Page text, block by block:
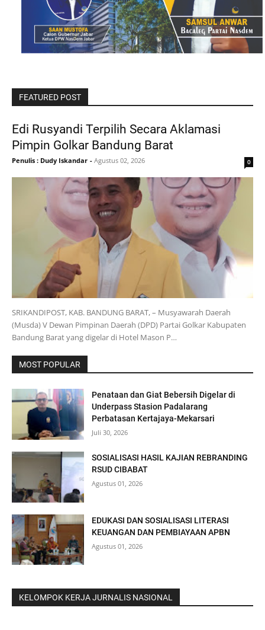
FEATURED POST
Edi Rusyandi Terpilih Secara Aklamasi
Pimpin Golkar Bandung Barat
Penulis : Dudy Iskandar - Agustus 02, 2026 0
SRIKANDIPOST, KAB. BANDUNG BARAT, – Musyawarah Daerah
(Musda) V Dewan Pimpinan Daerah (DPD) Partai Golkar Kabupaten
Bandung Barat yang digelar di Hotel Mason P…
MOST POPULAR
Penataan dan Giat Bebersih Digelar di
Underpass Stasion Padalarang
Perbatasan Kertajaya-Mekarsari
Juli 30, 2026
SOSIALISASI HASIL KAJIAN REBRANDING
RSUD CIBABAT
Agustus 01, 2026
EDUKASI DAN SOSIALISASI LITERASI
KEUANGAN DAN PEMBIAYAAN APBN
Agustus 01, 2026
KELOMPOK KERJA JURNALIS NASIONAL